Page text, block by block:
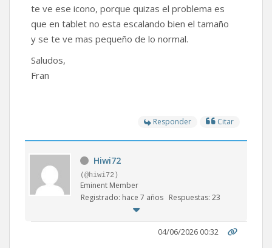
te ve ese icono, porque quizas el problema es
que en tablet no esta escalando bien el tamaño
y se te ve mas pequeño de lo normal.
Saludos,
Fran
Responder Citar
Hiwi72
(@hiwi72)
Eminent Member
Registrado: hace 7 años Respuestas: 23
04/06/2026 00:32